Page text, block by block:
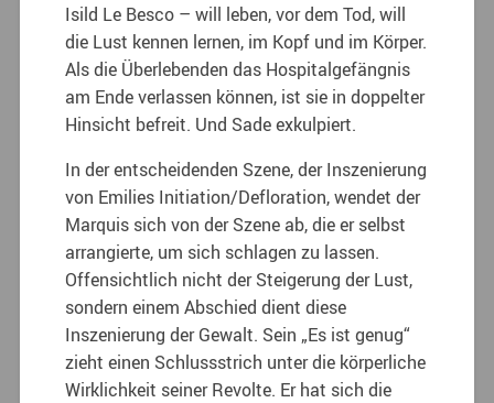
Isild Le Besco – will leben, vor dem Tod, will
die Lust kennen lernen, im Kopf und im Körper.
Als die Überlebenden das Hospitalgefängnis
am Ende verlassen können, ist sie in doppelter
Hinsicht befreit. Und Sade exkulpiert.
In der entscheidenden Szene, der Inszenierung
von Emilies Initiation/Defloration, wendet der
Marquis sich von der Szene ab, die er selbst
arrangierte, um sich schlagen zu lassen.
Offensichtlich nicht der Steigerung der Lust,
sondern einem Abschied dient diese
Inszenierung der Gewalt. Sein „Es ist genug“
zieht einen Schlussstrich unter die körperliche
Wirklichkeit seiner Revolte. Er hat sich die